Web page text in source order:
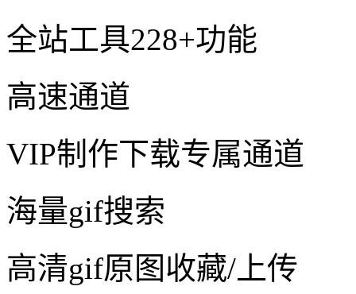
全站工具228+功能
高速通道
VIP制作下载专属通道
海量gif搜索
高清gif原图收藏/上传